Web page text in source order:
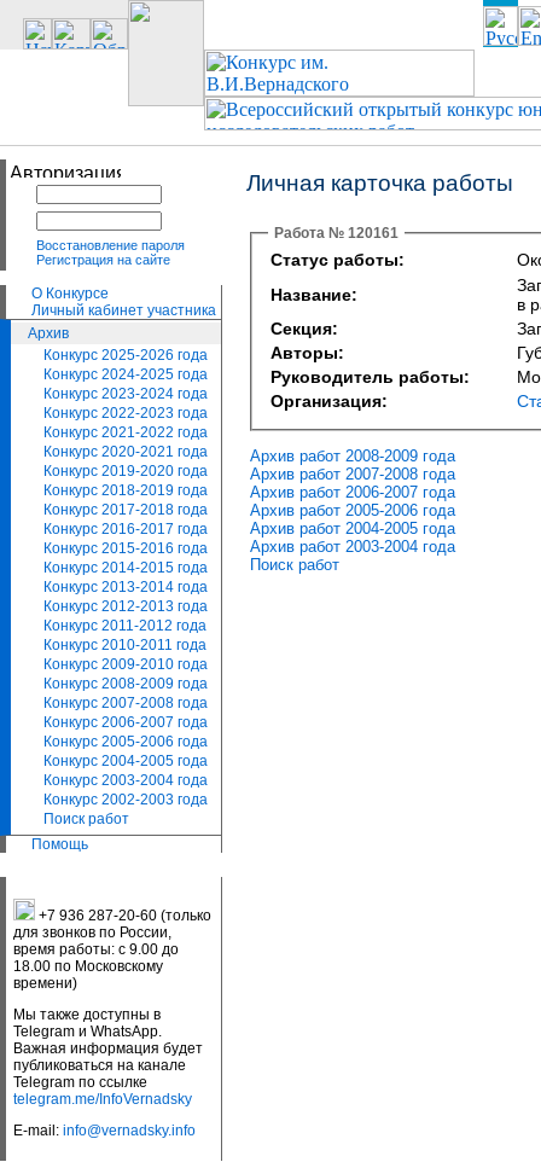
Восстановление пароля
Регистрация на сайте
О Конкурсе
Личный кабинет участника
Архив
Конкурс 2025-2026 года
Конкурс 2024-2025 года
Конкурс 2023-2024 года
Конкурс 2022-2023 года
Конкурс 2021-2022 года
Конкурс 2020-2021 года
Конкурс 2019-2020 года
Конкурс 2018-2019 года
Конкурс 2017-2018 года
Конкурс 2016-2017 года
Конкурс 2015-2016 года
Конкурс 2014-2015 года
Конкурс 2013-2014 года
Конкурс 2012-2013 года
Конкурс 2011-2012 года
Конкурс 2010-2011 года
Конкурс 2009-2010 года
Конкурс 2008-2009 года
Конкурс 2007-2008 года
Конкурс 2006-2007 года
Конкурс 2005-2006 года
Конкурс 2004-2005 года
Конкурс 2003-2004 года
Конкурс 2002-2003 года
Поиск работ
Помощь
+7 936 287-20-60 (только
для звонков по России,
время работы: с 9.00 до
18.00 по Московскому
времени)
Мы также доступны в
Telegram и WhatsApp.
Важная информация будет
публиковаться на канале
Telegram по ссылке
telegram.me/InfoVernadsky
E-mail: info@vernadsky.info
Личная карточка работы
Работа № 120161
Статус работы:
Название:
в
Секция:
Авторы:
Руководитель работы:
Организация:
Архив работ 2008-2009 года
Архив работ 2007-2008 года
Архив работ 2006-2007 года
Архив работ 2005-2006 года
Архив работ 2004-2005 года
Архив работ 2003-2004 года
Поиск работ